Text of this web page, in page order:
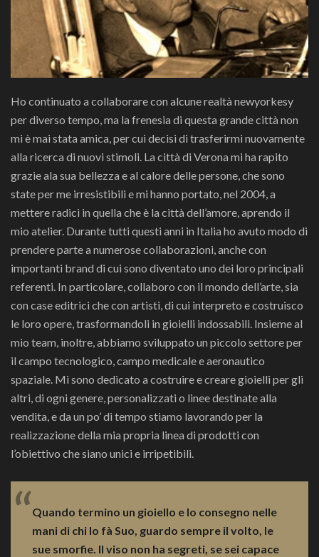
Ho continuato a collaborare con alcune realtà newyorkesy
per diverso tempo, ma la frenesia di questa grande città non
mi è mai stata amica, per cui decisi di trasferirmi nuovamente
alla ricerca di nuovi stimoli. La città di Verona mi ha rapito
grazie ala sua bellezza e al calore delle persone, che sono
state per me irresistibili e mi hanno portato, nel 2004, a
mettere radici in quella che è la città dell’amore, aprendo il
mio atelier. Durante tutti questi anni in Italia ho avuto modo di
prendere parte a numerose collaborazioni, anche con
importanti brand di cui sono diventato uno dei loro principali
referenti. In particolare, collaboro con il mondo dell’arte, sia
con case editrici che con artisti, di cui interpreto e costruisco
le loro opere, trasformandoli in gioielli indossabili. Insieme al
mio team, inoltre, abbiamo sviluppato un piccolo settore per
il campo tecnologico, campo medicale e aeronautico
spaziale. Mi sono dedicato a costruire e creare gioielli per gli
altri, di ogni genere, personalizzati o linee destinate alla
vendita, e da un po’ di tempo stiamo lavorando per la
realizzazione della mia propria linea di prodotti con
l’obiettivo che siano unici e irripetibili.
“Quando termino un gioiello e lo consegno nelle
mani di chi lo fà Suo, guardo sempre il volto, le
sue smorfie. Il viso non ha segreti, se sei capace